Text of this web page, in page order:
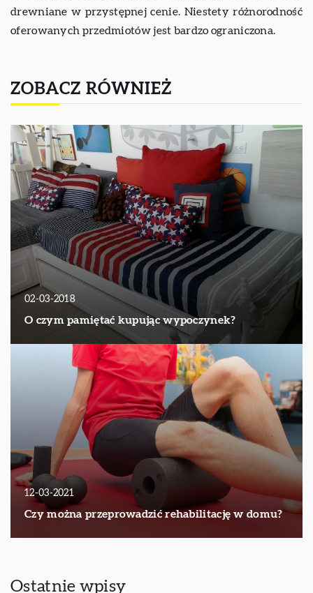
drewniane w przystępnej cenie. Niestety różnorodność
oferowanych przedmiotów jest bardzo ograniczona.
ZOBACZ RÓWNIEŻ
02-03-2018
O czym pamiętać kupując wypoczynek?
12-03-2021
Czy można przeprowadzić rehabilitację w domu?
Ostatnie wpisy